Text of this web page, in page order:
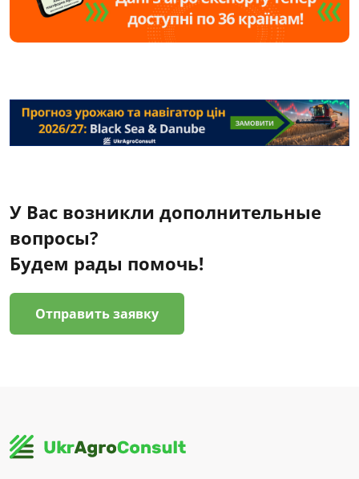
У Вас возникли дополнительные
вопросы?
Будем рады помочь!
Отправить заявку